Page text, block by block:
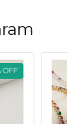
OFF